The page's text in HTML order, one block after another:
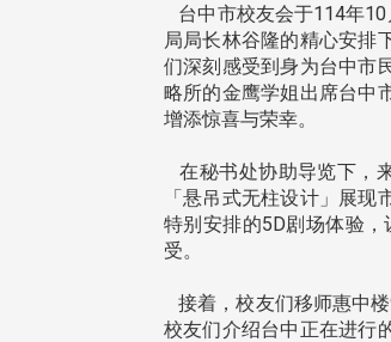
台中市校友会于114年
局局长林谷隆的精心安排
们深刻感受到身为台中市
略所的金鹰学姐出席台中
增添惊喜与荣幸。
在秘书处协助导览下，
「悬吊式无柱设计」展
特别安排的5D剧场体验
受。
接着，校友们移师惠中
校友们介绍台中正在进行
大学主任秘书曾守正率队
校友处 深化校友工作交
头版 热
十四载深耕